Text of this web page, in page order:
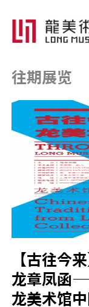
往期展览
【古往今来
龙章凤函
龙美术馆中